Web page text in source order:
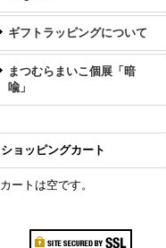
ギフトラッピングについて
まつむらまいこ個展「暗
喩」
ショッピングカート
カートは空です。